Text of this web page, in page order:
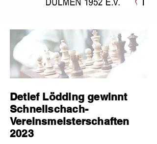
Detlef Lödding gewinnt
Schnellschach-
Vereinsmeisterschaften
2023